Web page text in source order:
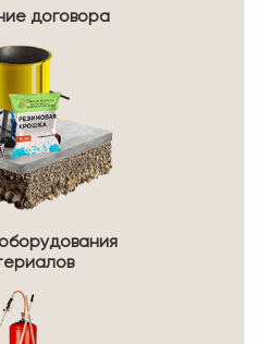
договора